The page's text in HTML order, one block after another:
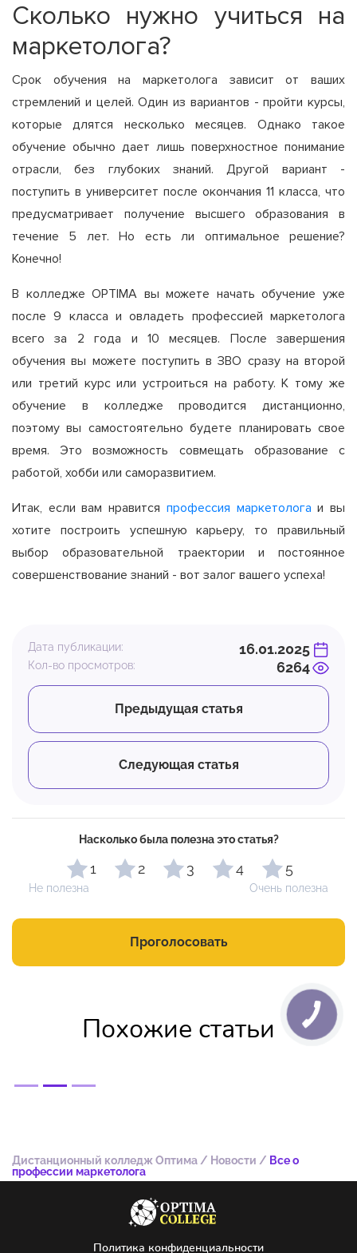
Сколько нужно учиться на
маркетолога?
Срок обучения на маркетолога зависит от ваших
стремлений и целей. Один из вариантов - пройти курсы,
которые длятся несколько месяцев. Однако такое
обучение обычно дает лишь поверхностное понимание
отрасли, без глубоких знаний. Другой вариант -
поступить в университет после окончания 11 класса, что
предусматривает получение высшего образования в
течение 5 лет. Но есть ли оптимальное решение?
Конечно!
В колледже OPTIMA вы можете начать обучение уже
после 9 класса и овладеть профессией маркетолога
всего за 2 года и 10 месяцев. После завершения
обучения вы можете поступить в ЗВО сразу на второй
или третий курс или устроиться на работу. К тому же
обучение в колледже проводится дистанционно,
поэтому вы самостоятельно будете планировать свое
время. Это возможность совмещать образование с
работой, хобби или саморазвитием.
Итак, если вам нравится профессия маркетолога и вы
хотите построить успешную карьеру, то правильный
выбор образовательной траектории и постоянное
совершенствование знаний - вот залог вашего успеха!
Дата публикации: 16.01.2025
Кол-во просмотров: 6264
Предыдущая статья
Следующая статья
Насколько была полезна это статья?
1 2 3 4 5
Не полезна Очень полезна
Проголосовать
Похожие статьи
Дистанционный колледж Оптима/ Новости / Все о
профессии маркетолога
Политика конфиденциальности